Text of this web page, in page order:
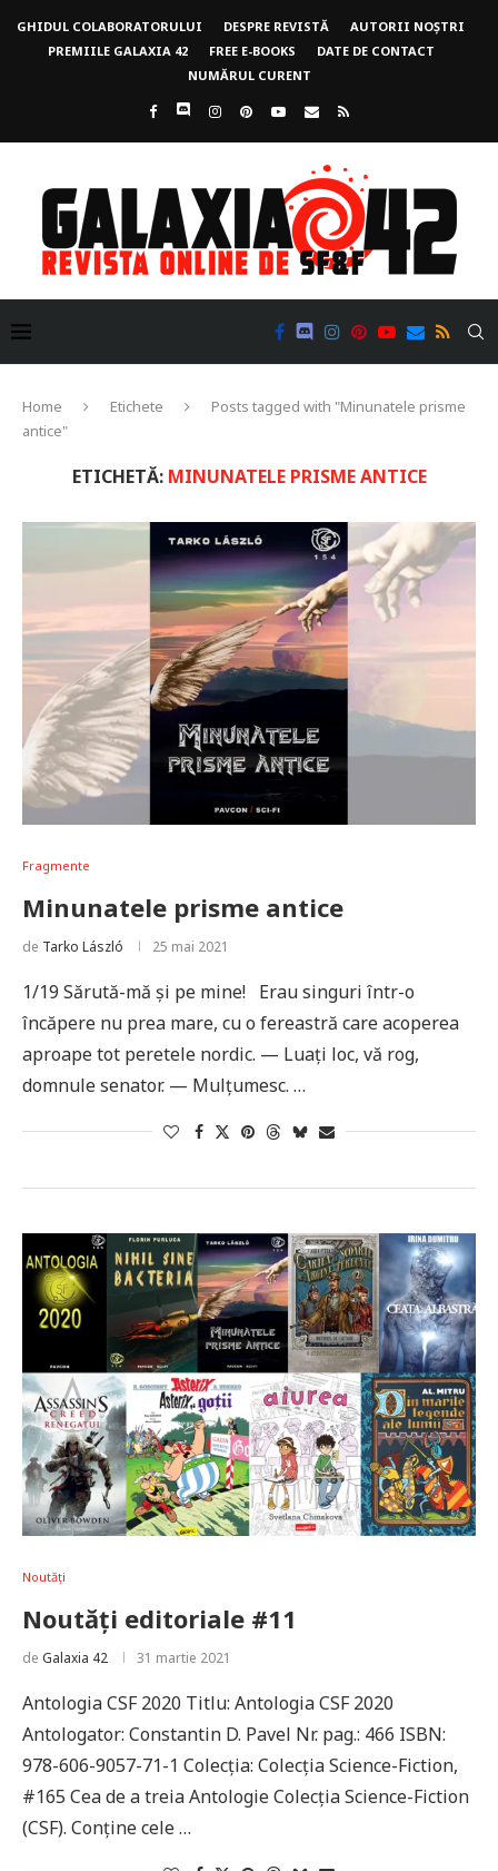
GHIDUL COLABORATORULUI DESPRE REVISTĂ
AUTORII NOȘTRI
PREMIILE GALAXIA 42
FREE E-BOOKS
DATE DE CONTACT
NUMĂRUL CURENT
Home Etichete
Posts tagged with "Minunatele prisme
antice"
ETICHETĂ: MINUNATELE PRISME ANTICE
Fragmente
Minunatele prisme antice
de Tarko László 25 mai 2021
1/19 Sărută-mă şi pe mine! Erau singuri într-o
încăpere nu prea mare, cu o fe­reastră care acoperea
aproape tot peretele nordic. — Luaţi loc, vă rog,
domnule senator. — Mulţumesc. …
Noutăți
Noutăți editoriale #11
de Galaxia 42 31 martie 2021
Antologia CSF 2020 Titlu: Antologia CSF 2020
Antologator: Constantin D. Pavel Nr. pag.: 466 ISBN:
978-606-9057-71-1 Colecţia: Colecţia Science-Fiction,
#165 Cea de a treia Antologie Colecţia Science-Fiction
(CSF). Conține cele …